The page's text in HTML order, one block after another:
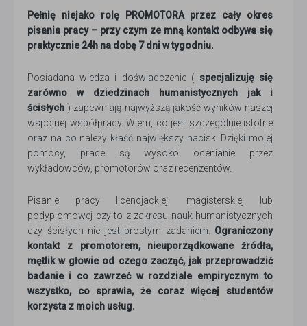
Pełnię niejako rolę PROMOTORA przez cały okres
pisania pracy – przy czym ze mną kontakt odbywa się
praktycznie 24h na dobę 7 dni w tygodniu.
Posiadana wiedza i doświadczenie ( specjalizuję się
zarówno w dziedzinach humanistycznych jak i
ścisłych ) zapewniają najwyższą jakość wyników naszej
wspólnej współpracy. Wiem, co jest szczególnie istotne
oraz na co należy kłaść największy nacisk. Dzięki mojej
pomocy, prace są wysoko ocenianie przez
wykładowców, promotorów oraz recenzentów.
Pisanie pracy licencjackiej, magisterskiej lub
podyplomowej czy to z zakresu nauk humanistycznych
czy ścisłych nie jest prostym zadaniem. Ograniczony
kontakt z promotorem, nieuporządkowane źródła,
mętlik w głowie od czego zacząć, jak przeprowadzić
badanie i co zawrzeć w rozdziale empirycznym to
wszystko, co sprawia, że coraz więcej studentów
korzysta z moich usług.